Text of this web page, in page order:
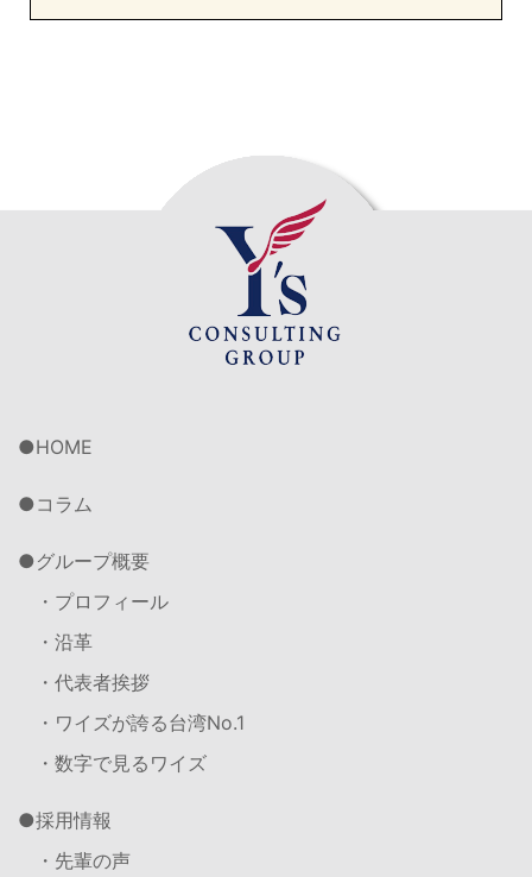
HOME
コラム
グループ概要
・プロフィール
・沿革
・代表者挨拶
・ワイズが誇る台湾No.1
・数字で見るワイズ
採用情報
・先輩の声